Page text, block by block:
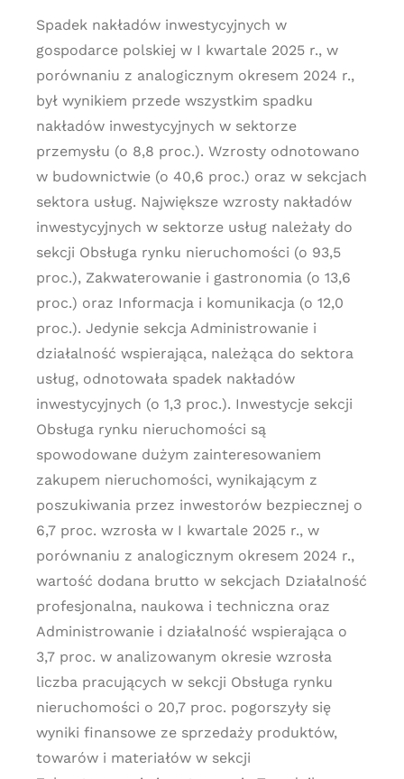
Spadek nakładów inwestycyjnych w
gospodarce polskiej w I kwartale 2025 r., w
porównaniu z analogicznym okresem 2024 r.,
był wynikiem przede wszystkim spadku
nakładów inwestycyjnych w sektorze
przemysłu (o 8,8 proc.). Wzrosty odnotowano
w budownictwie (o 40,6 proc.) oraz w sekcjach
sektora usług. Największe wzrosty nakładów
inwestycyjnych w sektorze usług należały do
sekcji Obsługa rynku nieruchomości (o 93,5
proc.), Zakwaterowanie i gastronomia (o 13,6
proc.) oraz Informacja i komunikacja (o 12,0
proc.). Jedynie sekcja Administrowanie i
działalność wspierająca, należąca do sektora
usług, odnotowała spadek nakładów
inwestycyjnych (o 1,3 proc.). Inwestycje sekcji
Obsługa rynku nieruchomości są
spowodowane dużym zainteresowaniem
zakupem nieruchomości, wynikającym z
poszukiwania przez inwestorów bezpiecznej o
6,7 proc. wzrosła w I kwartale 2025 r., w
porównaniu z analogicznym okresem 2024 r.,
wartość dodana brutto w sekcjach Działalność
profesjonalna, naukowa i techniczna oraz
Administrowanie i działalność wspierająca o
3,7 proc. w analizowanym okresie wzrosła
liczba pracujących w sekcji Obsługa rynku
nieruchomości o 20,7 proc. pogorszyły się
wyniki finansowe ze sprzedaży produktów,
towarów i materiałów w sekcji